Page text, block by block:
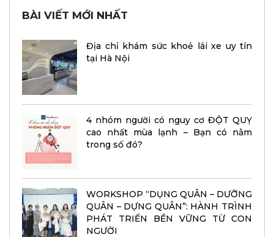
BÀI VIẾT MỚI NHẤT
Địa chỉ khám sức khoẻ lái xe uy tín
tại Hà Nội
4 nhóm người có nguy cơ ĐỘT QUỴ
cao nhất mùa lạnh – Bạn có nằm
trong số đó?
WORKSHOP “DỤNG QUÂN – DƯỠNG
QUÂN – DỰNG QUÂN”: HÀNH TRÌNH
PHÁT TRIỂN BỀN VỮNG TỪ CON
NGƯỜI